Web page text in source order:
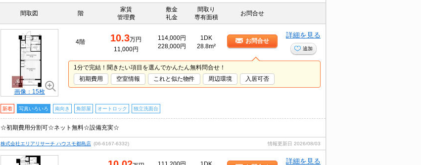
間取図 階
家賃
管理費
敷金
礼金
間取り
専有面積
お問合せ
画像：15枚
4階 10.3万円
11,000円
114,000円
228,000円
1DK
28.8m²
お問合せ
詳細を見る
追加
1分で完結！聞きたい項目を選んでかんたん無料問合せ！
初期費用
空室情報 これと似た物件 周辺環境 入居可否
新着 写真いろいろ 南向き 角部屋 オートロック 独立洗面台
☆初期費用分割可☆ネット無料☆設備充実☆
株式会社エリアリサーチ ハウスモ都島店 (06-6167-6332) 情報更新日 2026/08/03
詳細を見る